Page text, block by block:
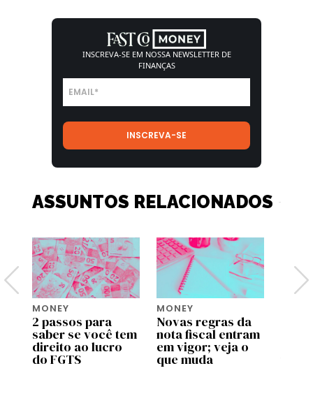
INSCREVA-SE EM NOSSA NEWSLETTER DE
FINANÇAS
ASSUNTOS RELACIONADOS
MONEY
2 passos para
saber se você tem
direito ao lucro
do FGTS
MONEY
Novas regras da
nota fiscal entram
em vigor; veja o
que muda